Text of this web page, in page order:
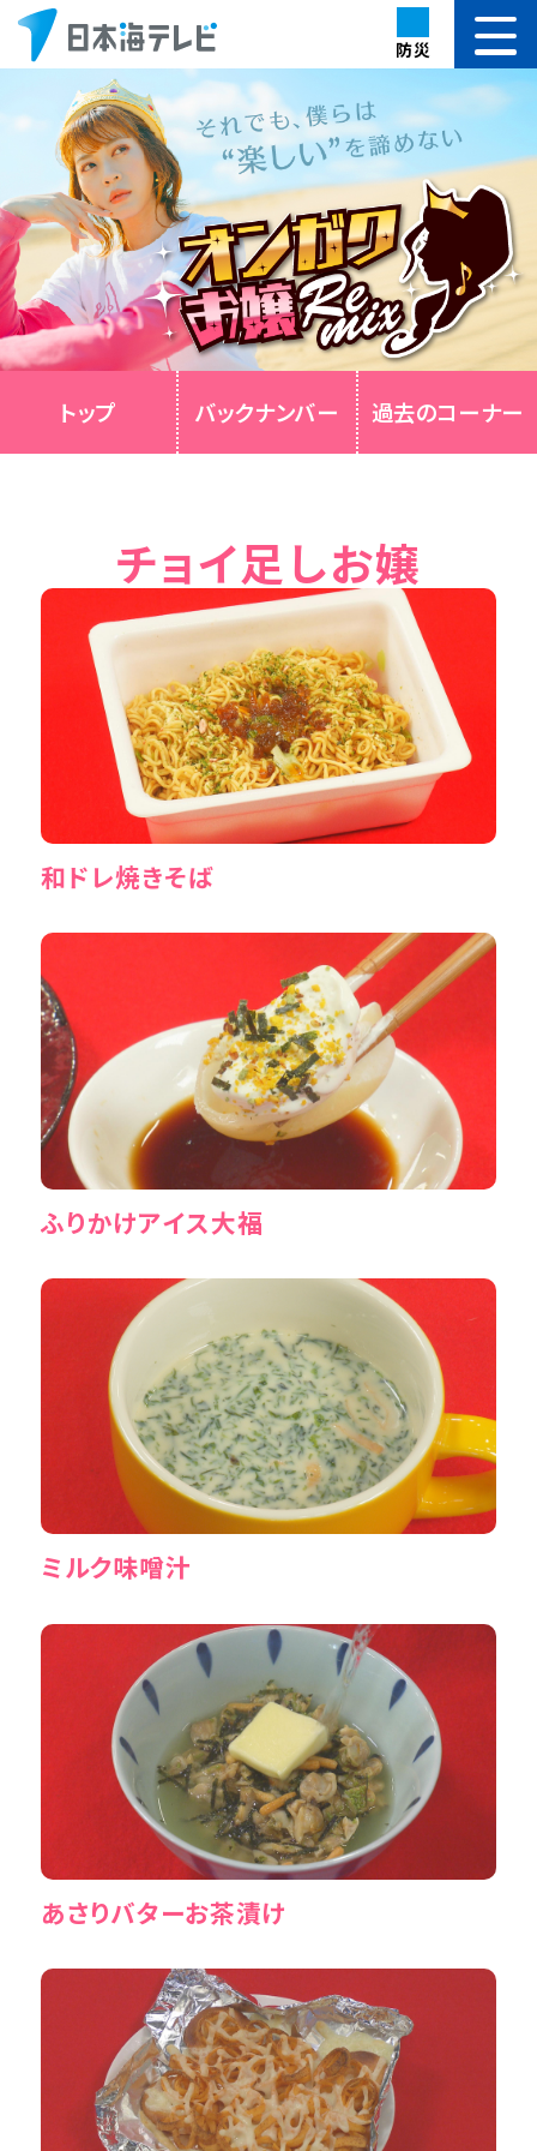
防災
トップ バックナンバー 過去のコーナー
チョイ足しお嬢
和ドレ焼きそば
ふりかけアイス大福
ミルク味噌汁
あさりバターお茶漬け